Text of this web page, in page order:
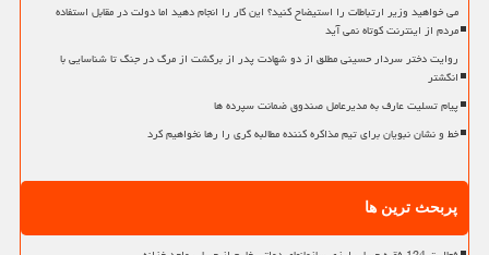
می خواهید وزیر ارتباطات را استیضاح کنید؟ این کار را انجام دهید اما دولت در مقابل استفاده
مردم از اینترنت کوتاه نمی آید
روایت دختر سردار حسینی مطلق از دو شهادت پدر از برگشت از مرگ در جنگ تا شناسایی با
انگشتر
پیام تسلیت عارف به مدیرعامل صندوق ضمانت سپرده ها
خط و نشان نبویان برای تیم مذاکره کننده مطالبه گری را رها نخواهیم کرد
پربحث ترین ها